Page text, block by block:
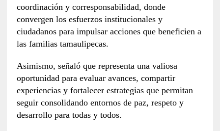
coordinación y corresponsabilidad, donde
convergen los esfuerzos institucionales y
ciudadanos para impulsar acciones que beneficien a
las familias tamaulipecas.
Asimismo, señaló que representa una valiosa
oportunidad para evaluar avances, compartir
experiencias y fortalecer estrategias que permitan
seguir consolidando entornos de paz, respeto y
desarrollo para todas y todos.